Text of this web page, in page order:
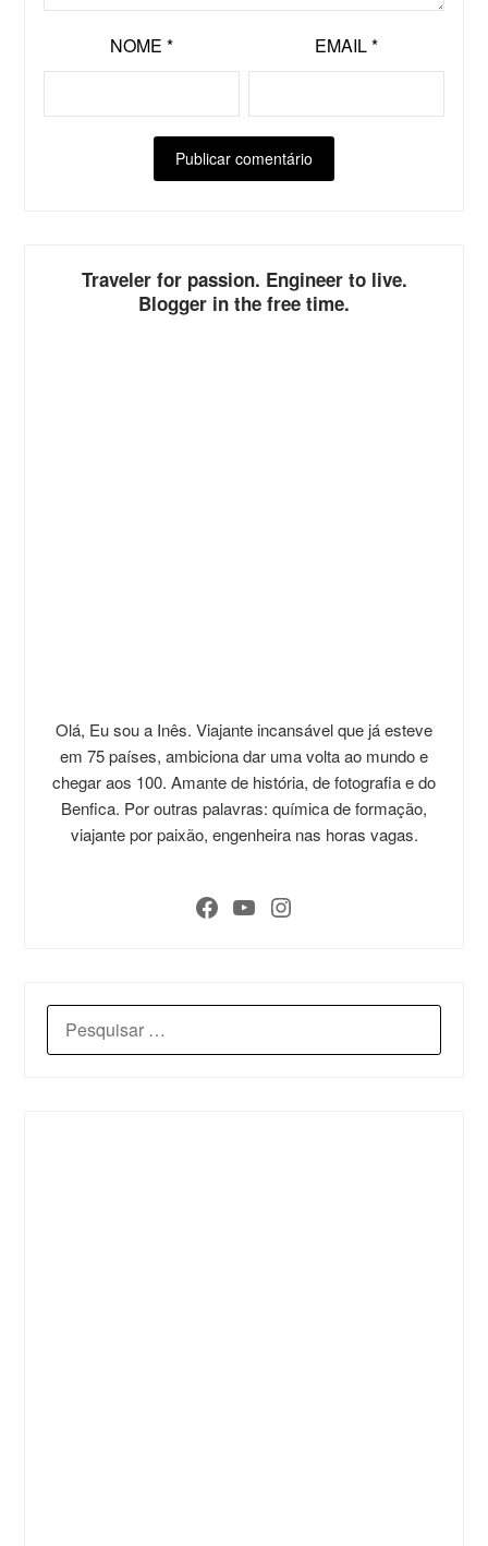
NOME * EMAIL*
Traveler for passion. Engineer to live.
Blogger in the free time.
Olá, Eu sou a Inês. Viajante incansável que já esteve
em 75 países, ambiciona dar uma volta ao mundo e
chegar aos 100. Amante de história, de fotografia e do
Benfica. Por outras palavras: química de formação,
viajante por paixão, engenheira nas horas vagas.